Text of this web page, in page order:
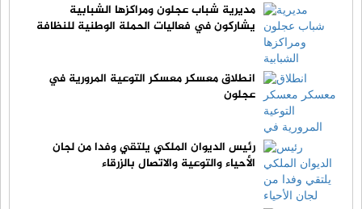
مديرية شباب عجلون ومراكزها الشبابية
يشاركون في فعاليات الحملة الوطنية للنظافة
انطلاق معسكر معسكر التوعية المرورية في
عجلون
رئيس الديوان الملكي يلتقي وفدا من لجان
الأحياء والتوعية والاتصال بالزرقاء